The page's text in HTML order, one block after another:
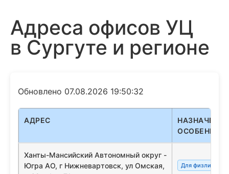
Адреса офисов УЦ
в Сургуте и регионе
Обновлено 07.08.2026 19:50:32
АДРЕС
Ханты-Мансийский Автономный округ -
Югра АО, г Нижневартовск, ул Омская,
Для физлиц/